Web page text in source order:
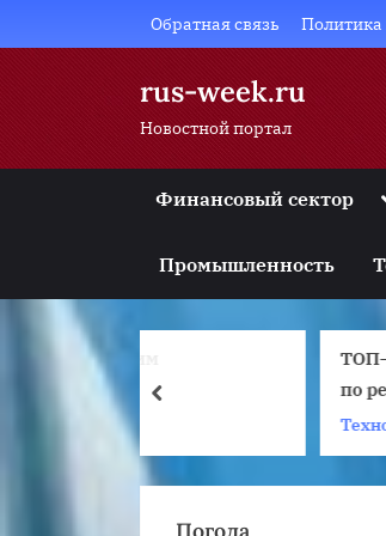
to
Обратная связь
rus-week.ru
Новостной портал
Финансовый сектор
Промышленность
ТОП—10. Лучшие
по рейтингу Antutu.
2022 года. Рейтинг!
prev